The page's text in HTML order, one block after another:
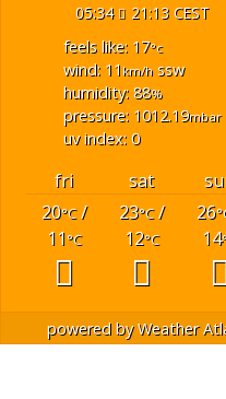
05:34
21:13 CEST
feels like: 17°c
wind: 11 km/h ssw
humidity: 88%
pressure: 1012.19mbar
uv index: 0
fri sat
20°C/
11°C
23°C/
12°C
26
14
powered byWeather